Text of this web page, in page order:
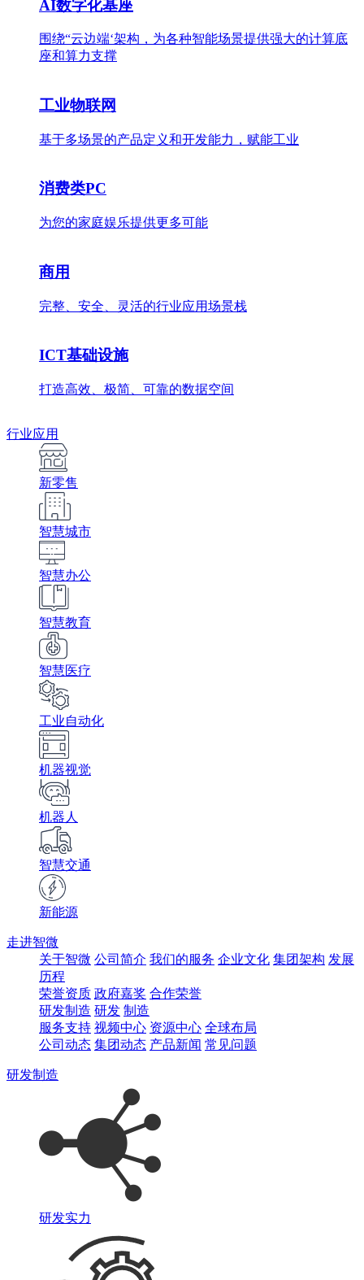
AI数字化基座
围绕“云边端‘架构，为各种智能场景提供强大的计算底
座和算力支撑
工业物联网
基于多场景的产品定义和开发能力，赋能工业
消费类PC
为您的家庭娱乐提供更多可能
商用
完整、安全、灵活的行业应用场景栈
ICT基础设施
打造高效、极简、可靠的数据空间
行业应用
新零售
智慧城市
智慧办公
智慧教育
智慧医疗
工业自动化
机器视觉
机器人
智慧交通
新能源
走进智微
关于智微 公司简介 我们的服务 企业文化 集团架构 发展
历程
荣誉资质 政府嘉奖 合作荣誉
研发制造 研发 制造
服务支持 视频中心 资源中心 全球布局
公司动态 集团动态 产品新闻 常见问题
研发制造
研发实力